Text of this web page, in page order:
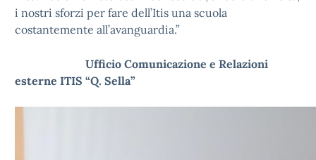
i nostri sforzi per fare dell’Itis una scuola
costantemente all’avanguardia.”
Ufficio Comunicazione e Relazioni
esterne ITIS “Q. Sella”